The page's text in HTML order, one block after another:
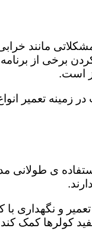
مانند
برخی از
است.
زمینه تعمیر
ی طولانی
و نگهداری با
کولرها کمک